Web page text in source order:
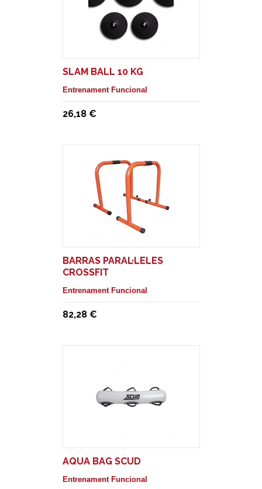
SLAM BALL 10 KG
Entrenament Funcional
26,18 €
BARRAS PARAL·LELES
CROSSFIT
Entrenament Funcional
82,28 €
AQUA BAG SCUD
Entrenament Funcional